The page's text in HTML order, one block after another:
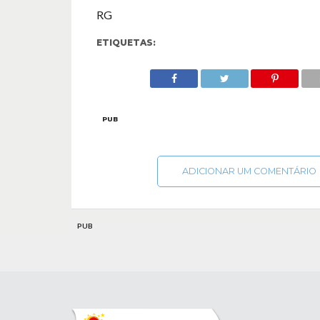
RG
ETIQUETAS:
PUB
ADICIONAR UM COMENTÁRIO
PUB